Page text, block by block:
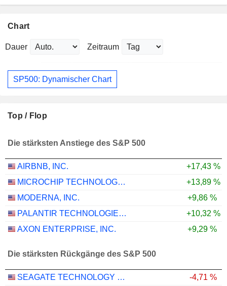
Chart
Dauer Zeitraum
SP500: Dynamischer Chart
Top / Flop
Die stärksten Anstiege des S&P 500
AIRBNB, INC.
+17,43 %
MICROCHIP TECHNOLOGY INCORPORATED
+13,89 %
MODERNA, INC.
+9,86 %
PALANTIR TECHNOLOGIES INC.
+10,32 %
AXON ENTERPRISE, INC.
+9,29 %
Die stärksten Rückgänge des S&P 500
SEAGATE TECHNOLOGY HOLDINGS PLC -4,71 %